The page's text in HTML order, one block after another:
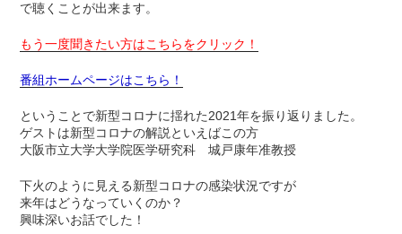
で聴くことが出来ます。
もう一度聞きたい方はこちらをクリック！
番組ホームページはこちら！
ということで新型コロナに揺れた2021年を振り返りました。
ゲストは新型コロナの解説といえばこの方
大阪市立大学大学院医学研究科 城戸康年准教授
下火のように見える新型コロナの感染状況ですが
来年はどうなっていくのか？
興味深いお話でした！